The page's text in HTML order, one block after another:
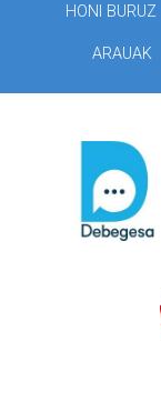
HONI BURUZ
ARAUAK